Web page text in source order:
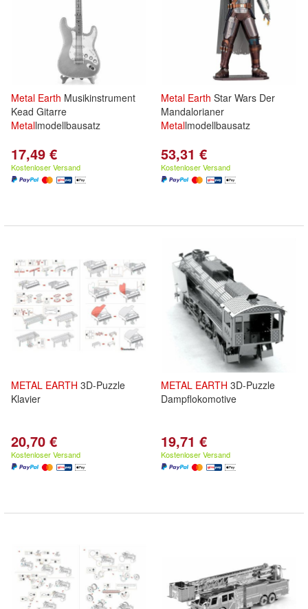
Metal Earth Musikinstrument
Kead Gitarre
Metallmodellbausatz
17,49 €
Kostenloser Versand
Metal Earth Star Wars Der
Mandalorianer
Metallmodellbausatz
53,31 €
Kostenloser Versand
METAL EARTH 3D-Puzzle
Klavier
20,70 €
Kostenloser Versand
METAL EARTH 3D-Puzzle
Dampflokomotive
19,71 €
Kostenloser Versand